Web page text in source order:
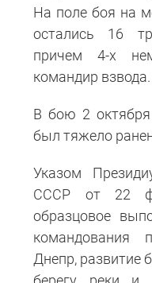
На поле боя на
остались 16
причем 4-х
командир взвода.
В бою 2
был тяжело
Указом
СССР от 22
образцовое
командования
Днепр, развитие